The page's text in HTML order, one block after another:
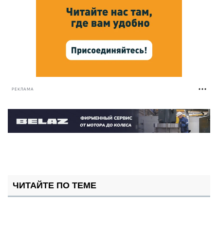
РЕКЛАМА
ЧИТАЙТЕ ПО ТЕМЕ